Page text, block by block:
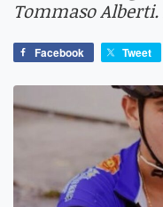
Tommaso
Facebook Tweet